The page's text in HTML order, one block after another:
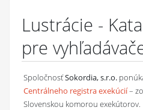
Lustrácie -
pre
SpoločnosťSokordia, s.r.o.
Centrálneho registra exekúcií–
Slovenskou komorou exekútorov.